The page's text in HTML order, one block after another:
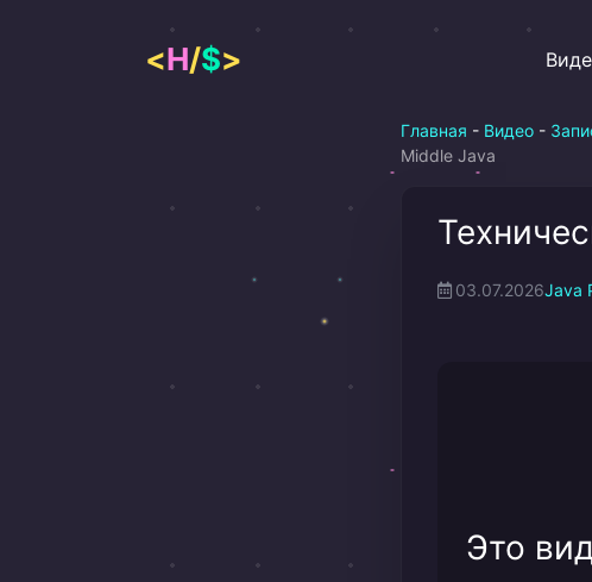
содержимому
<H/$>
Главная - Видео -
Middle Java
03.07.2026Java
Это